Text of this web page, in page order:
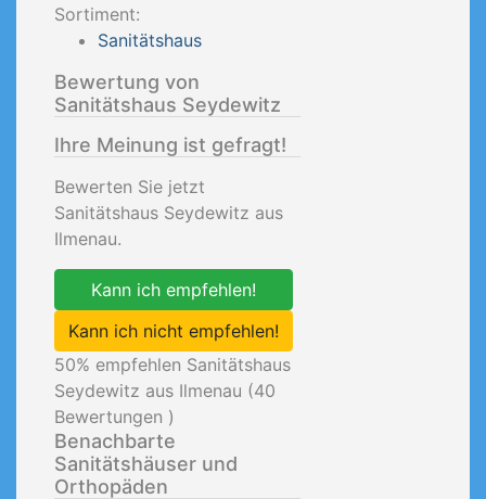
Sortiment:
Sanitätshaus
Bewertung von
Sanitätshaus Seydewitz
Ihre Meinung ist gefragt!
Bewerten Sie jetzt
Sanitätshaus Seydewitz aus
Ilmenau.
Kann ich empfehlen!
Kann ich nicht empfehlen!
50% empfehlen Sanitätshaus
Seydewitz aus Ilmenau (40
Bewertungen )
Benachbarte
Sanitätshäuser und
Orthopäden